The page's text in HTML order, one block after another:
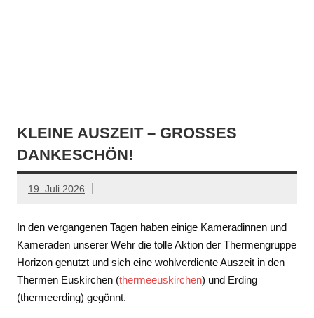
KLEINE AUSZEIT – GROSSES D
ANKESCHÖN!
19. Juli 2026
In den vergangenen Tagen haben einige Kameradinnen und
Kameraden unserer Wehr die tolle Aktion der Thermengruppe
Horizon genutzt und sich eine wohlverdiente Auszeit in den
Thermen Euskirchen (thermeeuskirchen) und Erding
(thermeerding) gegönnt.